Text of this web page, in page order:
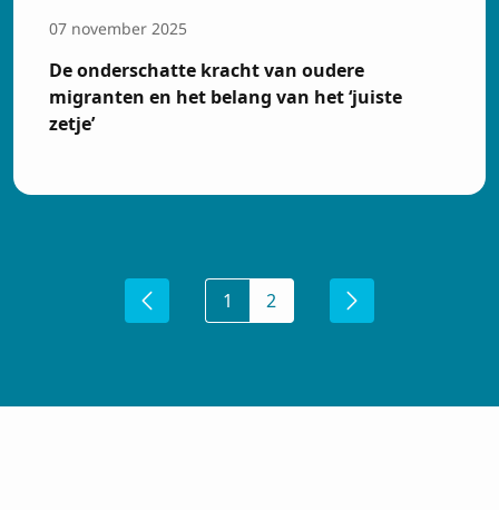
07 november 2025
De onderschatte kracht van oudere
migranten en het belang van het ‘juiste
zetje’
1 2